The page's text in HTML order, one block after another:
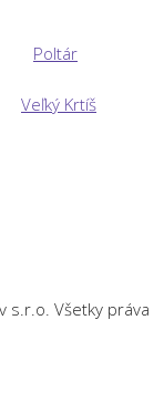
Poltár
Veľký Krtíš
s.r.o. Všetky práva